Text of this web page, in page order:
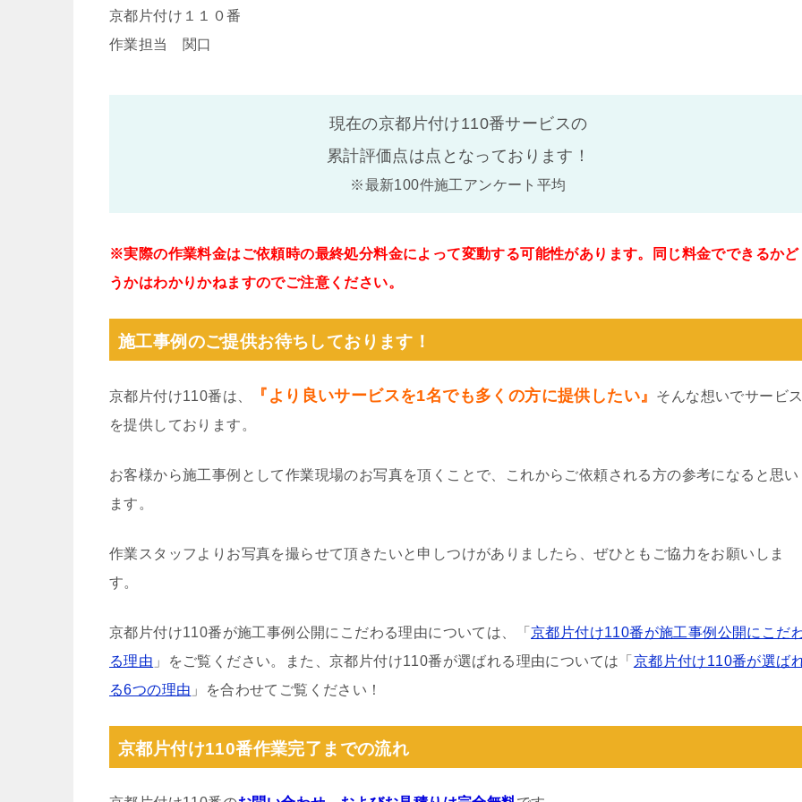
京都片付け１１０番
作業担当 関口
現在の京都片付け110番サービスの
累計評価点は点となっております！
※最新100件施工アンケート平均
※実際の作業料金はご依頼時の最終処分料金によって変動する可能性があります。同じ料金でできるかど
うかはわかりかねますのでご注意ください。
施工事例のご提供お待ちしております！
京都片付け110番は、 『より良いサービスを1名でも多くの方に提供したい』
そんな想いでサービ
を提供しております。
お客様から施工事例として作業現場のお写真を頂くことで、これからご依頼される方の参考になると思い
ます。
作業スタッフよりお写真を撮らせて頂きたいと申しつけがありましたら、ぜひともご協力をお願いしま
す。
京都片付け110番が施工事例公開にこだわる理由については、「 京都片付け110番が施工事例公開にこだ
る理由 」をご覧ください。また、京都片付け110番が選ばれる理由については「 京都片付け110番が選ば
る6つの理由 」を合わせてご覧ください！
京都片付け110番作業完了までの流れ